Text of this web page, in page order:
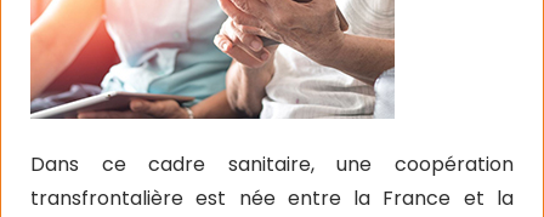
Dans ce cadre sanitaire, une coopération
transfrontalière est née entre la France et la